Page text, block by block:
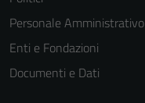
Personale Amministrativo
Enti e Fondazioni
Documenti e Dati